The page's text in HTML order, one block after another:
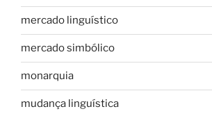
mercado linguístico
mercado simbólico
monarquia
mudança linguística